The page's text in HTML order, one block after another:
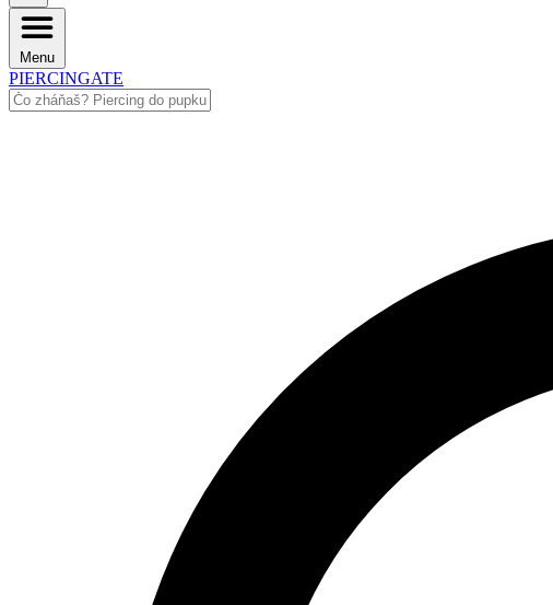
Menu
PIERCINGATE